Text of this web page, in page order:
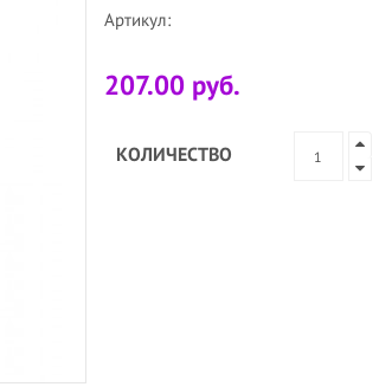
Артикул:
207.00 руб.
КОЛИЧЕСТВО